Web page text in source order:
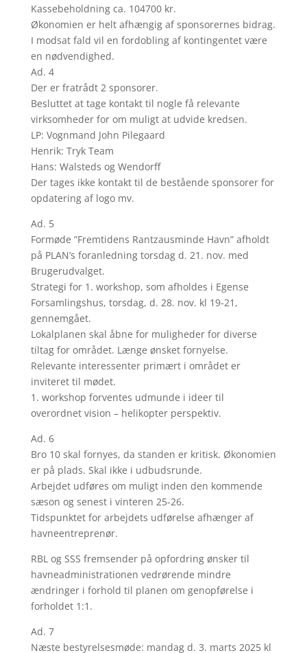
Kassebeholdning ca. 104700 kr.
Økonomien er helt afhængig af sponsorernes bidrag.
I modsat fald vil en fordobling af kontingentet være
en nødvendighed.
Ad. 4
Der er fratrådt 2 sponsorer.
Besluttet at tage kontakt til nogle få relevante
virksomheder for om muligt at udvide kredsen.
LP: Vognmand John Pilegaard
Henrik: Tryk Team
Hans: Walsteds og Wendorff
Der tages ikke kontakt til de bestående sponsorer for
opdatering af logo mv.
Ad. 5
Formøde ”Fremtidens Rantzausminde Havn” afholdt
på PLAN’s foranledning torsdag d. 21. nov. med
Brugerudvalget.
Strategi for 1. workshop, som afholdes i Egense
Forsamlingshus, torsdag, d. 28. nov. kl 19-21,
gennemgået.
Lokalplanen skal åbne for muligheder for diverse
tiltag for området. Længe ønsket fornyelse.
Relevante interessenter primært i området er
inviteret til mødet.
1. workshop forventes udmunde i ideer til
overordnet vision – helikopter perspektiv.
Ad. 6
Bro 10 skal fornyes, da standen er kritisk. Økonomien
er på plads. Skal ikke i udbudsrunde.
Arbejdet udføres om muligt inden den kommende
sæson og senest i vinteren 25-26.
Tidspunktet for arbejdets udførelse afhænger af
havneentreprenør.
RBL og SSS fremsender på opfordring ønsker til
havneadministrationen vedrørende mindre
ændringer i forhold til planen om genopførelse i
forholdet 1:1.
Ad. 7
Næste bestyrelsesmøde: mandag d. 3. marts 2025 kl